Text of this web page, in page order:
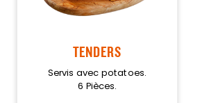
TENDERS
Servis avec potatoes.
6 Pièces.